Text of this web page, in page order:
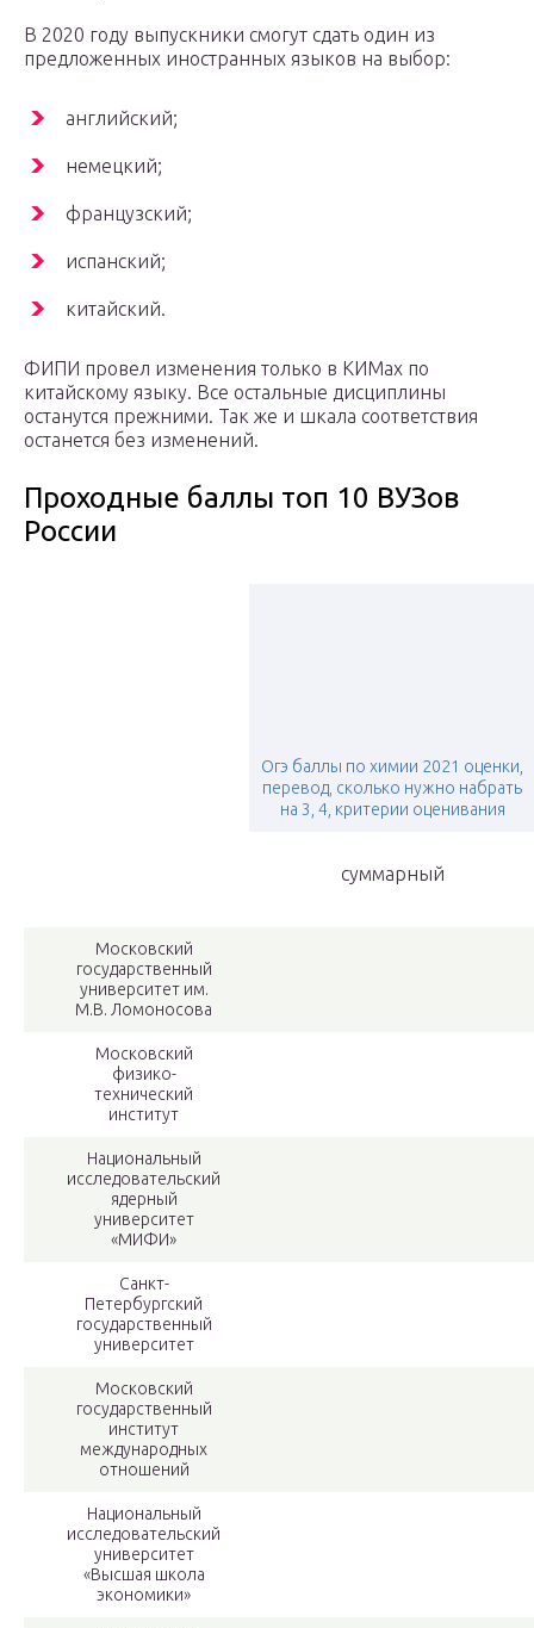
В 2020 году выпускники смогут сдать один из
предложенных иностранных языков на выбор:
английский;
немецкий;
французский;
испанский;
китайский.
ФИПИ провел изменения только в КИМах по
китайскому языку. Все остальные дисциплины
останутся прежними. Так же и шкала соответствия
останется без изменений.
Проходные баллы топ 10 ВУЗов
России
Огэ баллы по химии 2021 оценки,
перевод, сколько нужно набрать
на 3, 4, критерии оценивания
суммарный
Московский
государственный
университет им.
М.В. Ломоносова
Московский
физико-
технический
институт
Национальный
исследовательский
ядерный
университет
«МИФИ»
Санкт-
Петербургский
государственный
университет
Московский
государственный
институт
международных
отношений
Национальный
исследовательский
университет
«Высшая школа
экономики»